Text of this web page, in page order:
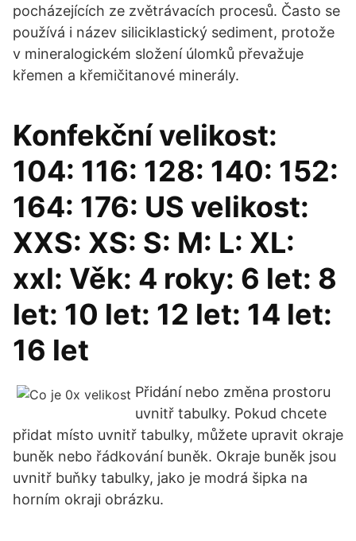
pocházejících ze zvětrávacích procesů. Často se
používá i název siliciklastický sediment, protože
v mineralogickém složení úlomků převažuje
křemen a křemičitanové minerály.
Konfekční velikost:
104: 116: 128: 140: 152:
164: 176: US velikost:
XXS: XS: S: M: L: XL:
xxl: Věk: 4 roky: 6 let: 8
let: 10 let: 12 let: 14 let:
16 let
Přidání nebo změna prostoru
uvnitř tabulky. Pokud chcete
přidat místo uvnitř tabulky, můžete upravit okraje
buněk nebo řádkování buněk. Okraje buněk jsou
uvnitř buňky tabulky, jako je modrá šipka na
horním okraji obrázku.